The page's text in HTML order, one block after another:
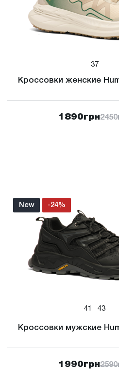
37
Кроссовки женские
1890грн2450
New -24%
41 43
Кроссовки мужские
1990грн2590